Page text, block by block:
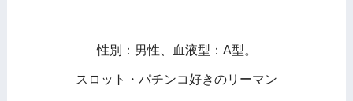
性別：男性、血液型：A型。
スロット・パチンコ好きのリーマン